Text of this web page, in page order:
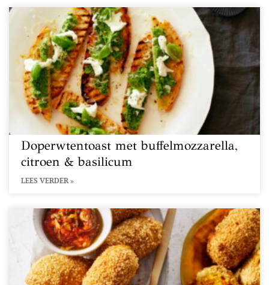
Doperwtentoast met buffelmozzarella,
citroen & basilicum
LEES VERDER »